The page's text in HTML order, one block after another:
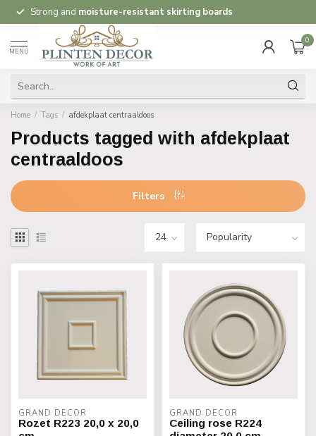
Strong and moisture-resistant skirting boards
MENU
0
Home / Tags / afdekplaat centraaldoos
Products tagged with afdekplaat
centraaldoos
Filters
GRAND DECOR
Rozet R223 20,0 x 20,0
GRAND DECOR
Ceiling rose R224